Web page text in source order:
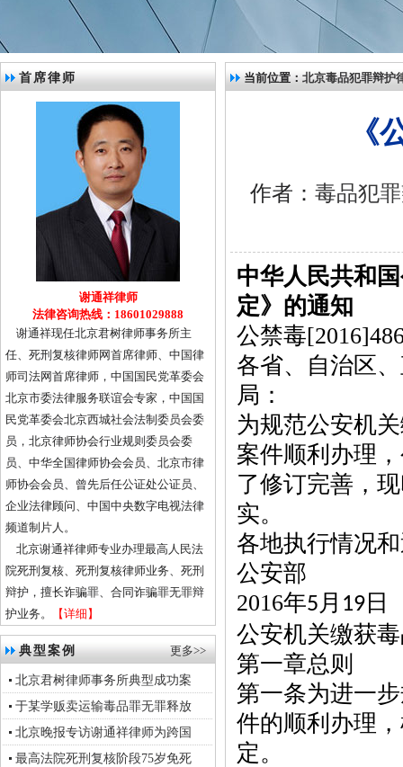
首席律师
谢通祥律师
法律咨询热线：18601029888
谢通祥现任北京君树律师事务所主
任、死刑复核律师网首席律师、中国律
师司法网首席律师，中国国民党革委会
北京市委法律服务联谊会专家，中国国
民党革委会北京西城社会法制委员会委
员，北京律师协会行业规则委员会委
员、中华全国律师协会会员、北京市律
师协会会员、曾先后任公证处公证员、
企业法律顾问、中国中央数字电视法律
频道制片人。
北京谢通祥律师专业办理最高人民法
院死刑复核、死刑复核律师业务、死刑
辩护，擅长诈骗罪、合同诈骗罪无罪辩
护业务。
【详细】
典型案例 更多>>
北京君树律师事务所典型成功案
于某学贩卖运输毒品罪无罪释放
北京晚报专访谢通祥律师为跨国
最高法院死刑复核阶段75岁免死
当前位置：北京毒品犯罪辩护
《
作者： 毒品犯
中华人民共和
定》的通知
公禁毒
各省、自治区
局：
为规范公安机
案件顺利办理
了修订完善，
实。
各地执行情况
公安部
2016年5 月 19 日
公安机关缴获
第一章总则
第一条为进一
件的顺利办理
定。